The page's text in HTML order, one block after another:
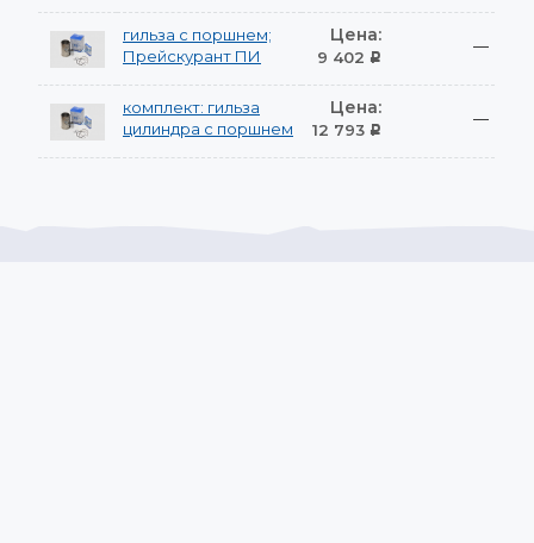
гильза с поршнем;
Прейскурант ПИ
Цена:
9 402 Р
—
комплект: гильза
цилиндра с поршнем
Цена:
12 793 Р
—